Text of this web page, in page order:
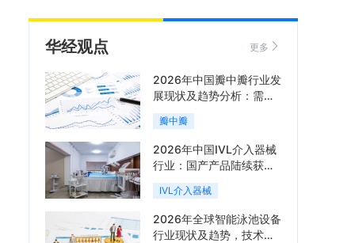
华经观点 更多
2026年中国瓣中瓣行业发
展现状及趋势分析：需求
可持续释放，市场发展前
景良好「图」
瓣中瓣
2026年中国IVL介入器械
行业：国产产品陆续获
批，市场将进入持续高增
长阶段「图」
IVL介入器械
2026年全球智能泳池设备
行业现状及趋势，技术端